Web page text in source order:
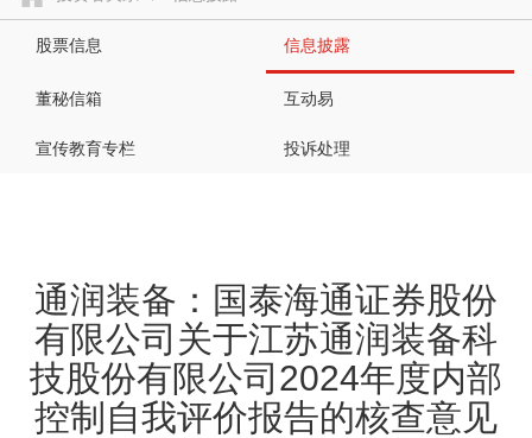
股票信息 信息披露
董秘信箱 互动易
宣传教育专栏 投诉处理
通润装备：国泰海通证券股份
有限公司关于江苏通润装备科
技股份有限公司2024年度内部
控制自我评价报告的核查意见